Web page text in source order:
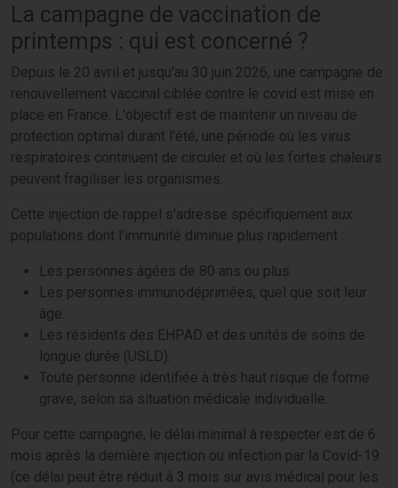
La campagne de vaccination de
printemps : qui est concerné ?
Depuis le 20 avril et jusqu'au 30 juin 2026, une campagne de
renouvellement vaccinal ciblée contre le covid est mise en
place en France. L'objectif est de maintenir un niveau de
protection optimal durant l'été, une période où les virus
respiratoires continuent de circuler et où les fortes chaleurs
peuvent fragiliser les organismes.
Cette injection de rappel s'adresse spécifiquement aux
populations dont l'immunité diminue plus rapidement :
Les personnes âgées de 80 ans ou plus.
Les personnes immunodéprimées, quel que soit leur
âge.
Les résidents des EHPAD et des unités de soins de
longue durée (USLD).
Toute personne identifiée à très haut risque de forme
grave, selon sa situation médicale individuelle.
Pour cette campagne, le délai minimal à respecter est de 6
mois après la dernière injection ou infection par la Covid-19
(ce délai peut être réduit à 3 mois sur avis médical pour les